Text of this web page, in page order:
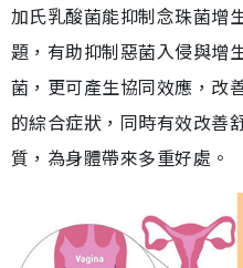
加氏乳酸菌能抑制念珠菌增
題，有助抑制惡菌入侵與增
菌，更可產生協同效應，改
的綜合症狀，同時有效改善
質，為身體帶來多重好處。